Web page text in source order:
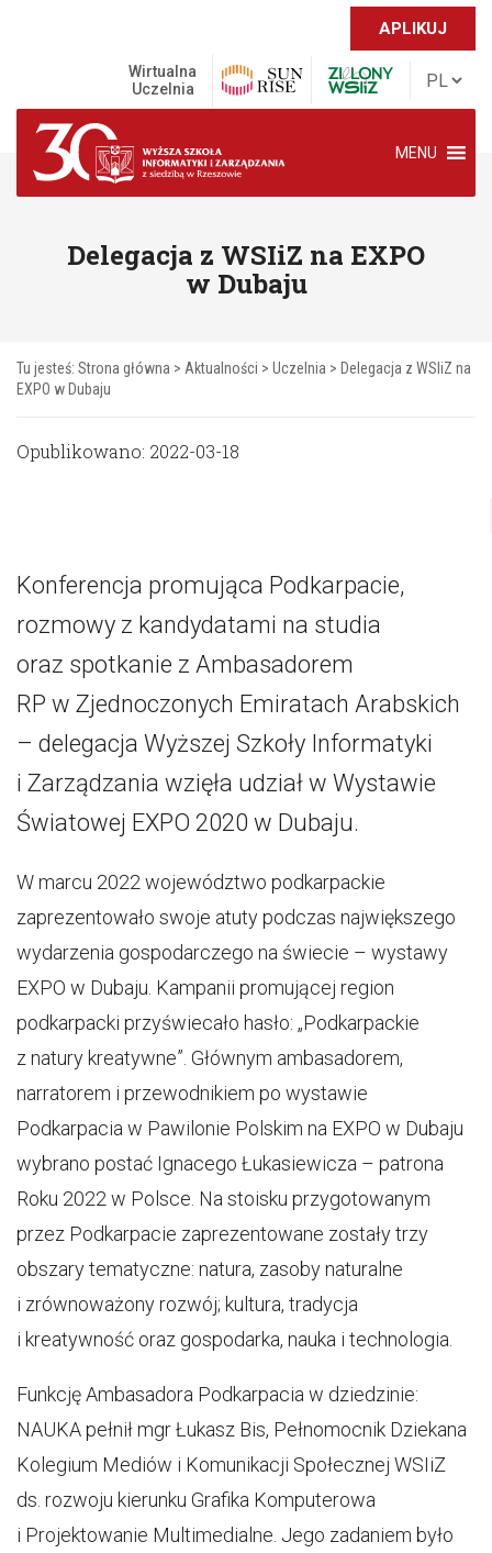
APLIKUJ
Wirtualna
Uczelnia
MENU
Delegacja z WSIiZ na EXPO
w Dubaju
Tu jesteś: Strona główna > Aktualności > Uczelnia > Delegacja z WSIiZ na
EXPO w Dubaju
Opublikowano: 2022-03-18
Konferencja promująca Podkarpacie,
rozmowy z kandydatami na studia
oraz spotkanie z Ambasadorem
RP w Zjednoczonych Emiratach Arabskich
– delegacja Wyższej Szkoły Informatyki
i Zarządzania wzięła udział w Wystawie
Światowej EXPO 2020 w Dubaju.
W marcu 2022 województwo podkarpackie
zaprezentowało swoje atuty podczas największego
wydarzenia gospodarczego na świecie – wystawy
EXPO w Dubaju. Kampanii promującej region
podkarpacki przyświecało hasło: „Podkarpackie
z natury kreatywne”. Głównym ambasadorem,
narratorem i przewodnikiem po wystawie
Podkarpacia w Pawilonie Polskim na EXPO w Dubaju
wybrano postać Ignacego Łukasiewicza – patrona
Roku 2022 w Polsce. Na stoisku przygotowanym
przez Podkarpacie zaprezentowane zostały trzy
obszary tematyczne: natura, zasoby naturalne
i zrównoważony rozwój; kultura, tradycja
i kreatywność oraz gospodarka, nauka i technologia.
Funkcję Ambasadora Podkarpacia w dziedzinie:
NAUKA pełnił mgr Łukasz Bis, Pełnomocnik Dziekana
Kolegium Mediów i Komunikacji Społecznej WSIiZ
ds. rozwoju kierunku Grafika Komputerowa
i Projektowanie Multimedialne. Jego zadaniem było